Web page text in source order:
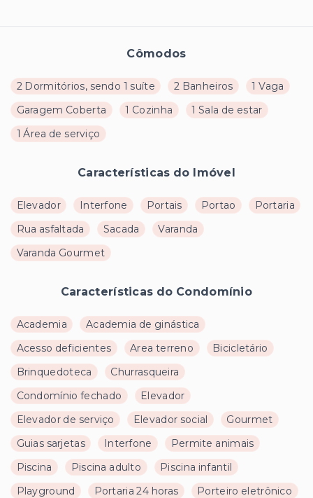
Cômodos
2 Dormitórios, sendo 1 suíte 2 Banheiros
1 Vaga
Garagem Coberta
1 Cozinha
1 Sala de estar
1 Área de serviço
Características do Imóvel
Elevador Interfone Portais Portao
Portaria
Rua asfaltada
Sacada
Varanda
Varanda Gourmet
Características do Condomínio
Academia
Academia de ginástica
Acesso deficientes
Area terreno
Bicicletário
Brinquedoteca
Churrasqueira
Condomínio fechado
Elevador
Elevador de serviço
Elevador social
Gourmet
Guias sarjetas
Interfone
Permite animais
Piscina
Piscina adulto
Piscina infantil
Playground
Portaria 24 horas
Porteiro eletrônico